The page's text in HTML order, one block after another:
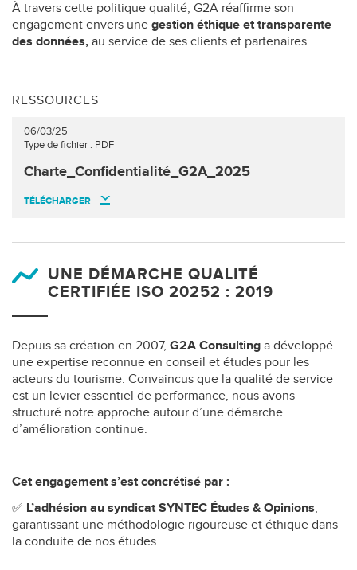
À travers cette politique qualité, G2A réaffirme son
engagement envers une gestion éthique et transparente
des données, au service de ses clients et partenaires.
RESSOURCES
06/03/25
Type de fichier : PDF
Charte_Confidentialité_G2A_2025
TÉLÉCHARGER
UNE DÉMARCHE QUALITÉ
CERTIFIÉE ISO 20252 : 2019
Depuis sa création en 2007, G2A Consulting a développé
une expertise reconnue en conseil et études pour les
acteurs du tourisme. Convaincus que la qualité de service
est un levier essentiel de performance, nous avons
structuré notre approche autour d’une démarche
d’amélioration continue.
Cet engagement s’est concrétisé par :
✅ L’adhésion au syndicat SYNTEC Études & Opinions,
garantissant une méthodologie rigoureuse et éthique dans
la conduite de nos études.